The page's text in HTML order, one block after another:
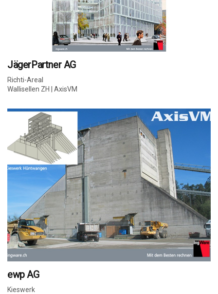
JägerPartner AG
Richti-Areal
Wallisellen ZH | AxisVM
ewp AG
Kieswerk